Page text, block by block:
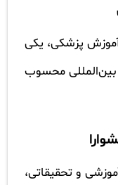
آموزش پزشکی، یکی
بین‌المللی محسوب
و تحقیقاتی،